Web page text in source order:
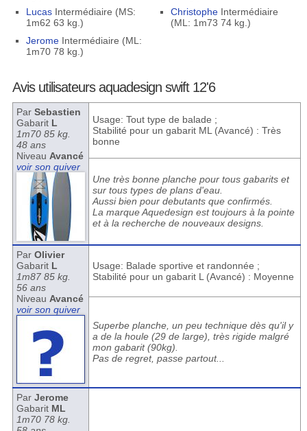
LucasIntermédiaire (MS:
1m62 63 kg.)
JeromeIntermédiaire (ML:
1m70 78 kg.)
ChristopheIntermédiaire
(ML: 1m73 74 kg.)
Avis utilisateurs aquadesign swift 12'6
Par Sebastien
Gabarit L
1m70 85 kg.
48 ans
Niveau Avancé
voir son quiver
Usage: Tout type de balade ;
Stabilité pour un gabarit ML (Avancé) : Très
bonne
Une très bonne planche pour tous gabarits et
sur tous types de plans d'eau.
Aussi bien pour debutants que confirmés.
La marque Aquedesign est toujours à la pointe
et à la recherche de nouveaux designs.
Par Olivier
Gabarit L
1m87 85 kg.
56 ans
Niveau Avancé
voir son quiver
Usage: Balade sportive et randonnée ;
Stabilité pour un gabarit L (Avancé) : Moyenne
Superbe planche, un peu technique dès qu'il y
a de la houle (29 de large), très rigide malgré
mon gabarit (90kg).
Pas de regret, passe partout...
Par Jerome
Gabarit ML
1m70 78 kg.